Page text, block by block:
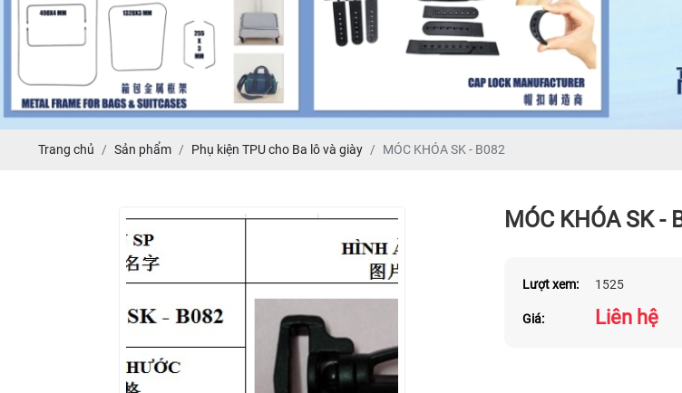
Trang chủ Sản phẩm Phụ kiện TPU cho Ba lô và giày MÓC KHÓA SK - B082
MÓC KHÓA SK -
Lượt xem: 1525
Giá: Liên hệ